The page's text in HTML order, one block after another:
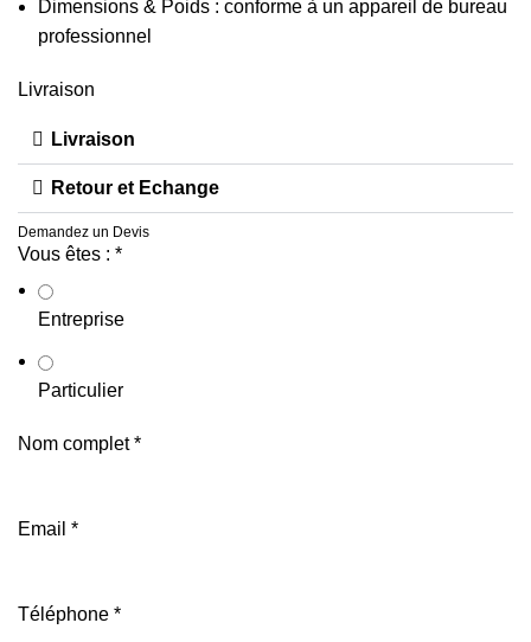
Dimensions & Poids : conforme à un appareil de bureau
professionnel
Livraison
Livraison
Retour et Echange
Demandez un Devis
Vous êtes : *
Entreprise
Particulier
Nom complet*
Email *
Téléphone *